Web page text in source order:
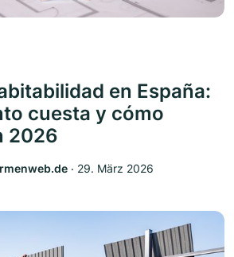
en España:
cuesta y cómo
2026
‧ 29. März 2026